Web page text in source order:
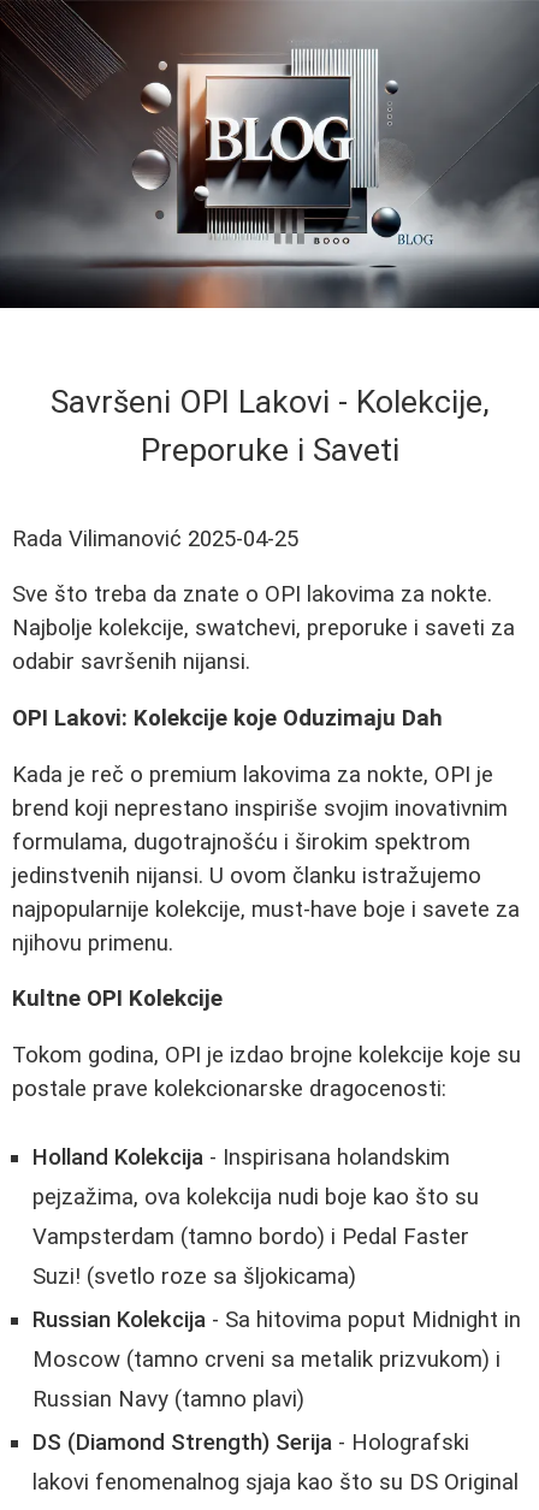
Savršeni OPI Lakovi - Kolekcije,
Preporuke i Saveti
Rada Vilimanović 2025-04-25
Sve što treba da znate o OPI lakovima za nokte.
Najbolje kolekcije, swatchevi, preporuke i saveti za
odabir savršenih nijansi.
OPI Lakovi: Kolekcije koje Oduzimaju Dah
Kada je reč o premium lakovima za nokte, OPI je
brend koji neprestano inspiriše svojim inovativnim
formulama, dugotrajnošću i širokim spektrom
jedinstvenih nijansi. U ovom članku istražujemo
najpopularnije kolekcije, must-have boje i savete za
njihovu primenu.
Kultne OPI Kolekcije
Tokom godina, OPI je izdao brojne kolekcije koje su
postale prave kolekcionarske dragocenosti:
Holland Kolekcija - Inspirisana holandskim
pejzažima, ova kolekcija nudi boje kao što su
Vampsterdam (tamno bordo) i Pedal Faster
Suzi! (svetlo roze sa šljokicama)
Russian Kolekcija - Sa hitovima poput Midnight in
Moscow (tamno crveni sa metalik prizvukom) i
Russian Navy (tamno plavi)
DS (Diamond Strength) Serija - Holografski
lakovi fenomenalnog sjaja kao što su DS Original